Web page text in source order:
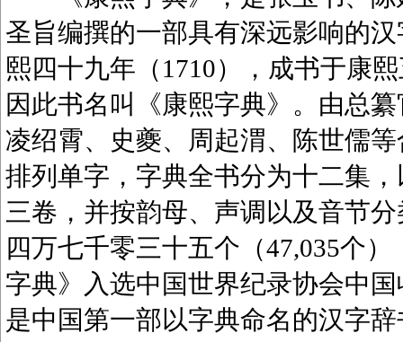
圣旨编撰的一部具有深远影响的
熙四十九年（1710），成书于康
因此书名叫《康熙字典》。由总
凌绍霄、史夔、周起渭、陈世儒
排列单字，字典全书分为十二集
三卷，并按韵母、声调以及音节
四万七千零三十五个（47,035个
字典》入选中国世界纪录协会中
是中国第一部以字典命名的汉字辞